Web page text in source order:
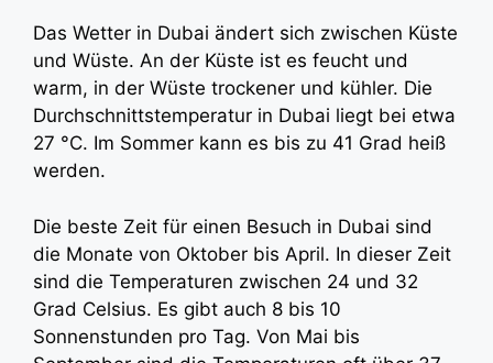
Das Wetter in Dubai ändert sich zwischen Küste
und Wüste. An der Küste ist es feucht und
warm, in der Wüste trockener und kühler. Die
Durchschnittstemperatur in Dubai liegt bei etwa
27 °C. Im Sommer kann es bis zu 41 Grad heiß
werden.
Die beste Zeit für einen Besuch in Dubai sind
die Monate von Oktober bis April. In dieser Zeit
sind die Temperaturen zwischen 24 und 32
Grad Celsius. Es gibt auch 8 bis 10
Sonnenstunden pro Tag. Von Mai bis